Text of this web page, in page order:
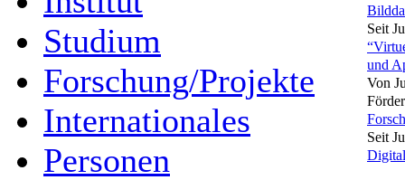
Studium
Forschung/Projekte
Internationales
Personen
Seit
und
Von
Seit